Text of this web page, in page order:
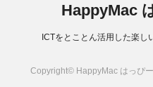
HappyMac
ICTをとことん活用した楽し
Copyright© HappyMac はっぴ